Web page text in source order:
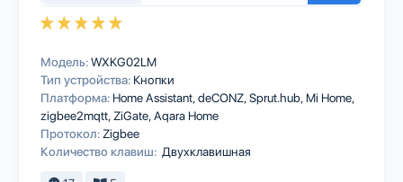
Модель:WXKG02LM
Тип устройства: Кнопки
Платформа: Home AssistantdeCONZSprut.hub Mi Home
zigbee2mqtt ZiGateAqara Home
Протокол: Zigbee
Количество клавиш: Двухклавишная